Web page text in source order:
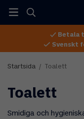
Betala
Svenskt
Startsida / Toalett
Toalett
Smidiga och